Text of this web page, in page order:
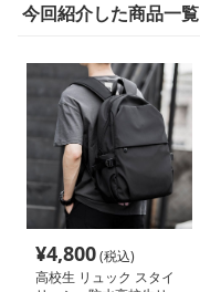
今回紹介した商品一覧
¥4,800(税込)
高校生 リュック スタイ